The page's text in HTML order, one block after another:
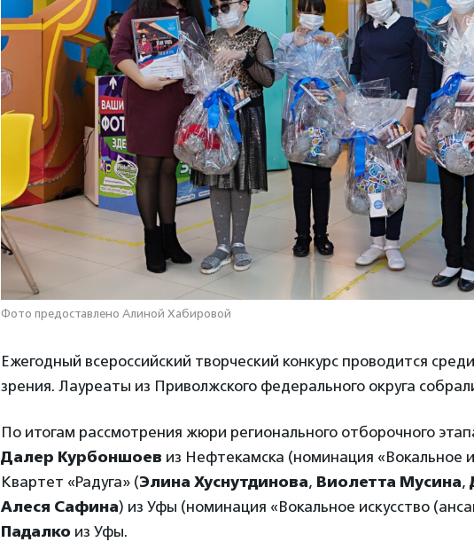
Фото предоставлено Алиной Хабировой
Ежегодный всероссийский творческий конкурс проводится
зрения. Лауреаты из Приволжского федерального округа
По итогам рассмотрения жюри регионального отборочного
Далер Курбоншоев из Нефтекамска (номинация «Вокальное
Квартет «Радуга» (Элина Хуснутдинова, Виолетта Мусина,
Алеся Сафина) из Уфы (номинация «Вокальное искусство
Падалко из Уфы.